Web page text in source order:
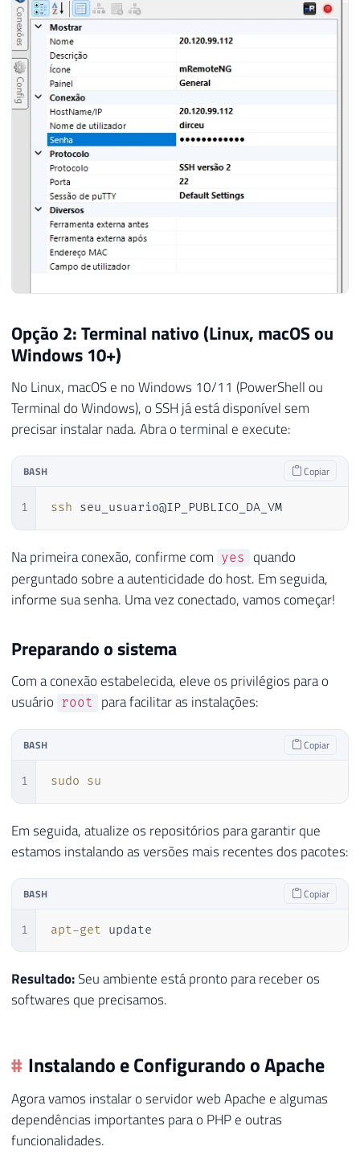
Opção 2: Terminal nativo (Linux, macOS ou
Windows 10+)
No Linux, macOS e no Windows 10/11 (PowerShell ou
Terminal do Windows), o SSH já está disponível sem
precisar instalar nada. Abra o terminal e execute:
BASH Copiar
1 ssh seu_usuario@IP_PUBLICO_DA_VM
Na primeira conexão, confirme com yes
quando
perguntado sobre a autenticidade do host. Em seguida,
informe sua senha. Uma vez conectado, vamos começar!
Preparando o sistema
Com a conexão estabelecida, eleve os privilégios para o
usuário root para facilitar as instalações:
BASH Copiar
1 sudo su
Em seguida, atualize os repositórios para garantir que
estamos instalando as versões mais recentes dos pacotes:
BASH Copiar
1 apt-get update
Resultado:Seu ambiente está pronto para receber os
softwares que precisamos.
Instalando e Configurando o Apache
Agora vamos instalar o servidor web Apache e algumas
dependências importantes para o PHP e outras
funcionalidades.